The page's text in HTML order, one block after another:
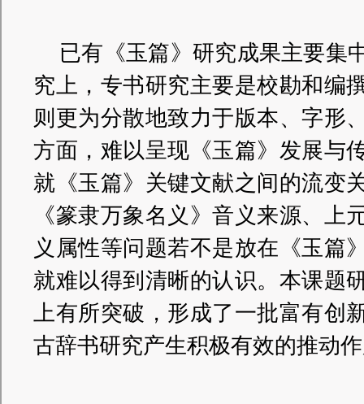
已有《玉篇》研究成果主要集
究上，专书研究主要是校勘和编
则更为分散地致力于版本、字形
方面，难以呈现《玉篇》发展与
就《玉篇》关键文献之间的流变
《篆隶万象名义》音义来源、上
义属性等问题若不是放在《玉篇
就难以得到清晰的认识。本课题
上有所突破，形成了一批富有创
古辞书研究产生积极有效的推动